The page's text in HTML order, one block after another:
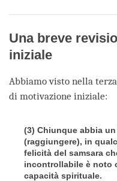
Una breve
iniziale
Abbiamo visto nella
di motivazione iniziale:
(3) Chiunque abbia
(raggiungere), in
felicità del samsara
incontrollabile è noto
capacità spirituale.